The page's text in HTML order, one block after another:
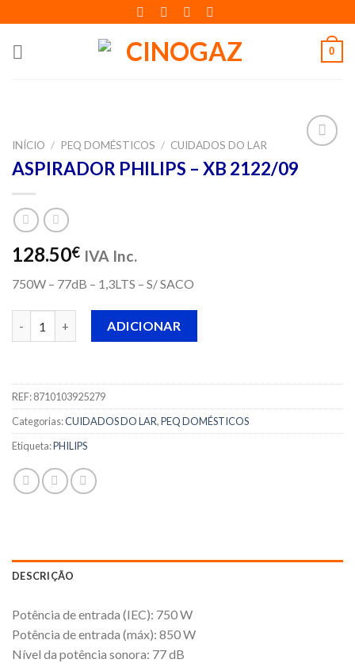
to
content
0
Adicionar
aos meus
INÍCIO / PEQ DOMÉSTICOS / CUIDADOS DO LAR
ASPIRADOR PHILIPS – XB 2122/09
128.50€ IVA Inc.
750W – 77dB – 1,3LTS – S/ SACO
ADICIONAR
REF:8710103925279
Categorias:CUIDADOS DO LAR,PEQ DOMÉSTICOS
Etiqueta:PHILIPS
DESCRIÇÃO
Potência de entrada (IEC): 750 W
Potência de entrada (máx): 850 W
Nível da potência sonora: 77 dB